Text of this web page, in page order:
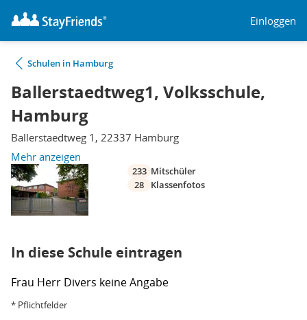
Einloggen
Schulen in Hamburg
Ballerstaedtweg1, Volksschule,
Hamburg
Ballerstaedtweg 1, 22337 Hamburg
Mehr anzeigen
233 Mitschüler
28
Klassenfotos
In diese Schule eintragen
Frau Herr Divers keine Angabe
* Pflichtfelder